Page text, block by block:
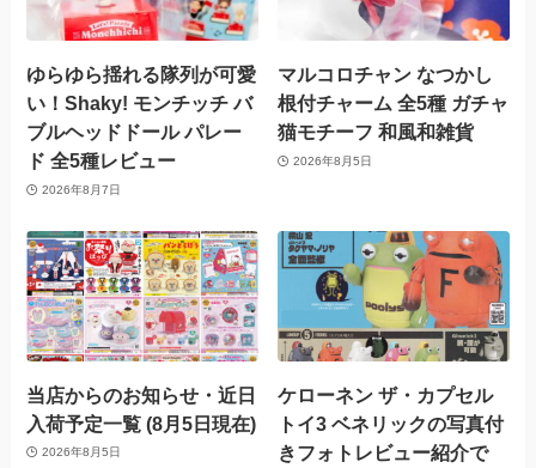
ゆらゆら揺れる隊列が可愛
い！Shaky! モンチッチ バ
ブルヘッドドール パレー
ド 全5種レビュー
2026年8月7日
マルコロチャン なつかし
根付チャーム 全5種 ガチャ
猫モチーフ 和風和雑貨
2026年8月5日
当店からのお知らせ・近日
入荷予定一覧 (8月5日現在)
2026年8月5日
ケローネン ザ・カプセル
トイ3 ベネリックの写真付
きフォトレビュー紹介で